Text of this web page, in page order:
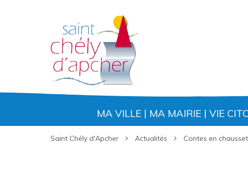
MA VILLE MA MAIRIE VIE
Saint Chély d'Apcher Actualités Contes en